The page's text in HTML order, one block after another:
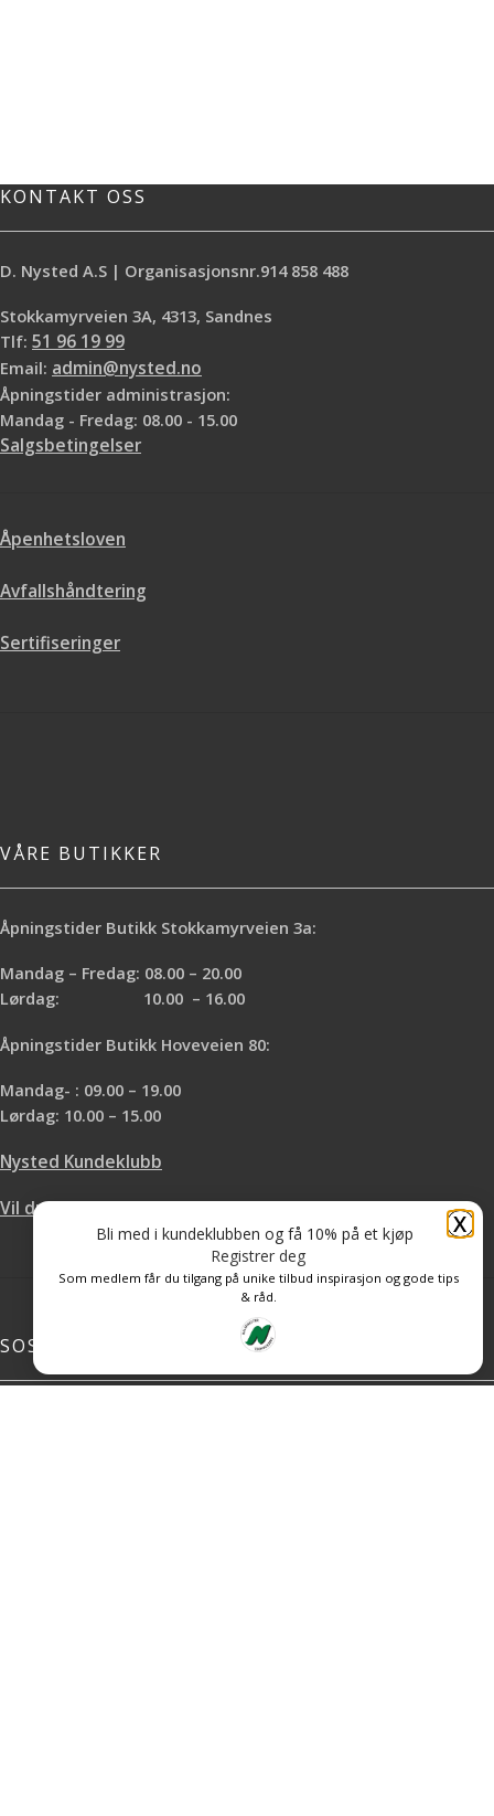
KONTAKT OSS
D. Nysted A.S | Organisasjonsnr.914 858 488
Stokkamyrveien 3A, 4313, Sandnes
Tlf: 51 96 19 99
Email: admin@nysted.no
Åpningstider administrasjon:
Mandag - Fredag: 08.00 - 15.00
Salgsbetingelser
Åpenhetsloven
Avfallshåndtering
Sertifiseringer
VÅRE BUTIKKER
Åpningstider Butikk Stokkamyrveien 3a:
Mandag – Fredag: 08.00 – 20.00
Lørdag: 10.00 – 16.00
Åpningstider Butikk Hoveveien 80:
Mandag- : 09.00 – 19.00
Lørdag: 10.00 – 15.00
Nysted Kundeklubb
Vil du leie hos oss?
SOSIALE MEDIER
X
Bli med i kundeklubben og få 10% på et kjøp
Registrer deg
Som medlem får du tilgang på unike tilbud inspirasjon og gode tips
& råd.